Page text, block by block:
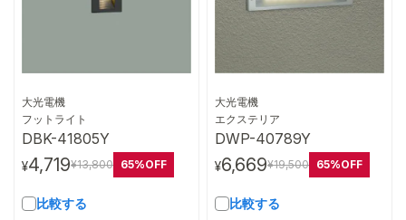
大光電機
フットライト
DBK-41805Y
¥4,719¥13,800 65%OFF
比較する
大光電機
エクステリア
DWP-40789Y
¥6,669¥19,500 65%OFF
比較する